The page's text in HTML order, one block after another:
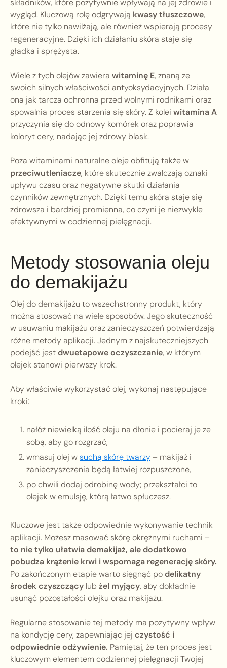
składników, które pozytywnie wpływają na jej zdrowie i
wygląd. Kluczową rolę odgrywają kwasy tłuszczowe,
które nie tylko nawilżają, ale również wspierają procesy
regeneracyjne. Dzięki ich działaniu skóra staje się
gładka i sprężysta.
Wiele z tych olejów zawiera witaminę E, znaną ze
swoich silnych właściwości antyoksydacyjnych. Działa
ona jak tarcza ochronna przed wolnymi rodnikami oraz
spowalnia proces starzenia się skóry. Z kolei witamina A
przyczynia się do odnowy komórek oraz poprawia
koloryt cery, nadając jej zdrowy blask.
Poza witaminami naturalne oleje obfitują także w
przeciwutleniacze, które skutecznie zwalczają oznaki
upływu czasu oraz negatywne skutki działania
czynników zewnętrznych. Dzięki temu skóra staje się
zdrowsza i bardziej promienna, co czyni je niezwykle
efektywnymi w codziennej pielęgnacji.
Metody stosowania oleju
do demakijażu
Olej do demakijażu to wszechstronny produkt, który
można stosować na wiele sposobów. Jego skuteczność
w usuwaniu makijażu oraz zanieczyszczeń potwierdzają
różne metody aplikacji. Jednym z najskuteczniejszych
podejść jestdwuetapowe oczyszczanie, w którym
olejek stanowi pierwszy krok.
Aby właściwie wykorzystać olej, wykonaj następujące
kroki:
nałóż niewielką ilość oleju na dłonie i pocieraj je ze
sobą, aby go rozgrzać,
wmasuj olej wsuchą skórę twarzy– makijaż i
zanieczyszczenia będą łatwiej rozpuszczone,
po chwili dodaj odrobinę wody; przekształci to
olejek w emulsję, którą łatwo spłuczesz.
Kluczowe jest także odpowiednie wykonywanie technik
aplikacji. Możesz masować skórę okrężnymi ruchami –
to nie tylko ułatwia demakijaż, ale dodatkowo
pobudza krążenie krwi i wspomaga regenerację skóry.
Po zakończonym etapie warto sięgnąć podelikatny
środek czyszczący lub żel myjący, aby dokładnie
usunąć pozostałości olejku oraz makijażu.
Regularne stosowanie tej metody ma pozytywny wpływ
na kondycję cery, zapewniając jej czystość i
odpowiednie odżywienie. Pamiętaj, że ten proces jest
kluczowym elementem codziennej pielęgnacji Twojej